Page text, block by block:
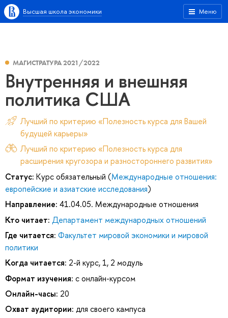
Меню
Высшая школа экономики
МАГИСТРАТУРА 2021/2022
Внутренняя и внешняя
политика США
Лучший по критерию «Полезность курса для Вашей
будущей карьеры»
Лучший по критерию «Полезность курса для
расширения кругозора и разностороннего развития»
Статус: Курс обязательный (Международные отношения:
европейские и азиатские исследования)
Направление: 41.04.05. Международные отношения
Кто читает: Департамент международных отношений
Где читается: Факультет мировой экономики и мировой
политики
Когда читается: 2-й курс, 1, 2 модуль
Формат изучения: с онлайн-курсом
Онлайн-часы: 20
Охват аудитории: для своего кампуса